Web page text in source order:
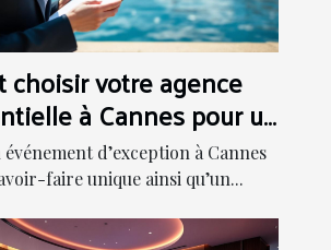
choisir votre agence
à Cannes pour un
inoubliabled’exception à Cannes
faire unique ainsi qu’un...